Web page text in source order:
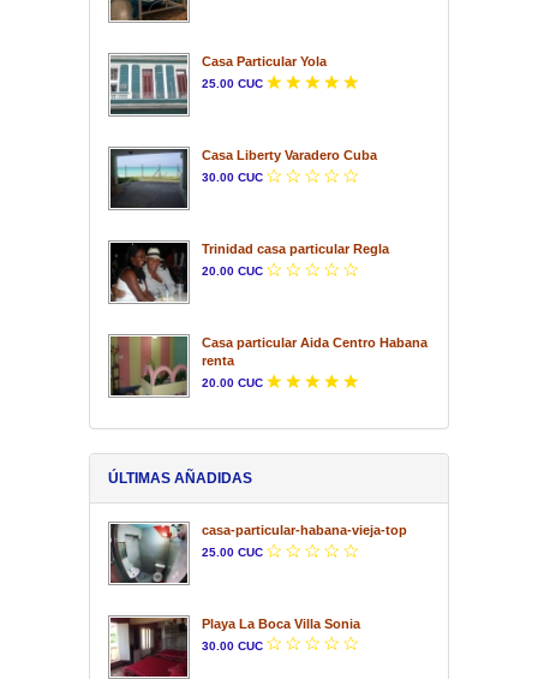
Casa Particular Yola
25.00 CUC
Casa Liberty Varadero Cuba
30.00 CUC
Trinidad casa particular Regla
20.00 CUC
Casa particular Aida Centro Habana
renta
20.00 CUC
ÚLTIMAS AÑADIDAS
casa-particular-habana-vieja-top
25.00 CUC
Playa La Boca Villa Sonia
30.00 CUC